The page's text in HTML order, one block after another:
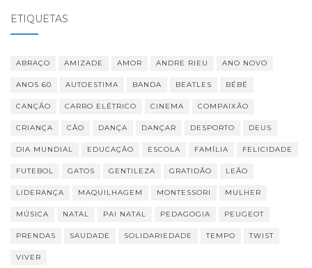
ETIQUETAS
ABRAÇO AMIZADE AMOR ANDRE RIEU ANO NOVO
ANOS 60 AUTOESTIMA BANDA BEATLES BÉBÉ
CANÇÃO CARRO ELÉTRICO CINEMA COMPAIXÃO
CRIANÇA CÃO DANÇA DANÇAR DESPORTO DEUS
DIA MUNDIAL EDUCAÇÃO ESCOLA FAMÍLIA FELICIDADE
FUTEBOL GATOS GENTILEZA GRATIDÃO LEÃO
LIDERANÇA MAQUILHAGEM MONTESSORI MULHER
MÚSICA NATAL PAI NATAL PEDAGOGIA PEUGEOT
PRENDAS SAUDADE SOLIDARIEDADE TEMPO TWIST
VIVER